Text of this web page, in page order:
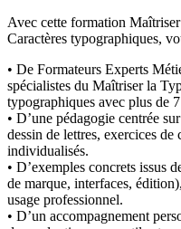
Avec cette formation
Caractères typographiques,
• De Formateurs Experts
spécialistes du Maîtriser la
typographiques avec plus de
• D’une pédagogie centrée
dessin de lettres, exercices de
individualisés.
• D’exemples concrets issus
de marque, interfaces,
usage professionnel.
• D’un accompagnement